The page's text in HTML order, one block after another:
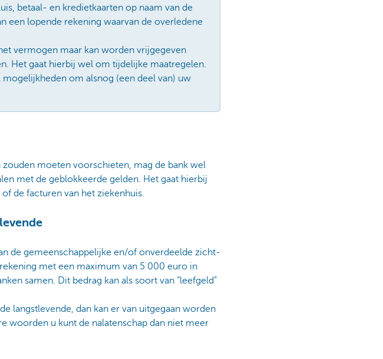
betaal- en kredietkaarten op naam van de
een lopende rekening waarvan de overledene
vermogen maar kan worden vrijgegeven
Het gaat hierbij wel om tijdelijke maatregelen.
om alsnog (een deel van) uw
moeten voorschieten, mag de bank wel
met de geblokkeerde gelden. Het gaat hierbij
de facturen van het ziekenhuis.
de gemeenschappelijke en/of onverdeelde zicht-
met een maximum van 5 000 euro in
samen. Dit bedrag kan als soort van “leefgeld”
langstlevende, dan kan er van uitgegaan worden
woorden u kunt de nalatenschap dan niet meer